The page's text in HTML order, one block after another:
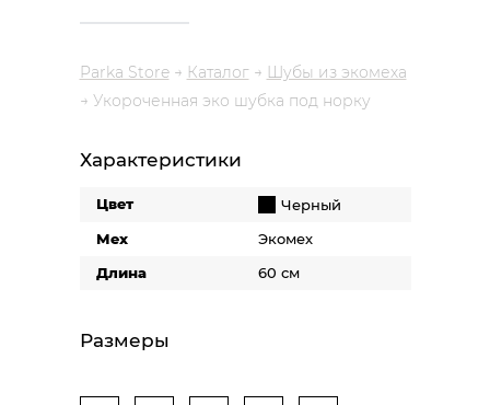
Parka Store→ Каталог→ Шубы из экомеха
→ Укороченная эко шубка под норку
Характеристики
Цвет
Черный
Мех
Экомех
Длина
60 см
Размеры